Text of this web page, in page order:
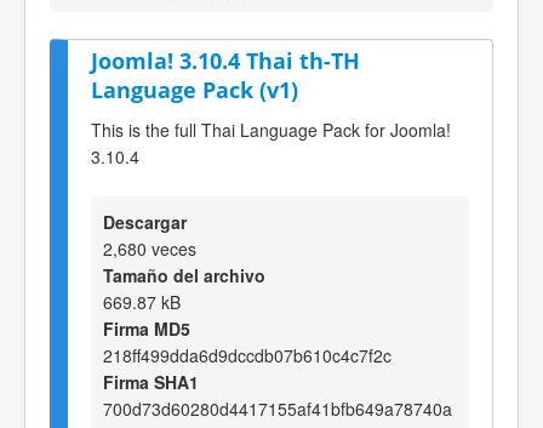
Joomla! 3.10.4 Thai th-TH
Language Pack (v1)
This is the full Thai Language Pack for Joomla!
3.10.4
Descargar
2,680 veces
Tamaño del archivo
669.87 kB
Firma MD5
218ff499dda6d9dccdb07b610c4c7f2c
Firma SHA1
700d73d60280d4417155af41bfb649a78740a